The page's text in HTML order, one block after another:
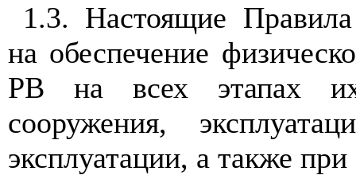
1.3. Настоящие Правила
на обеспечение
РВ на всех этапах их
сооружения,
эксплуатации, а также